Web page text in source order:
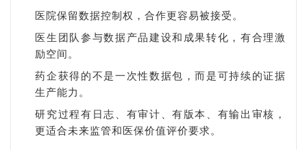
医院保留数据控制权，合作更容易被接受。
医生团队参与数据产品建设和成果转化，有合理激
励空间。
药企获得的不是一次性数据包，而是可持续的证据
生产能力。
研究过程有日志、有审计、有版本、有输出审核，
更适合未来监管和医保价值评价要求。